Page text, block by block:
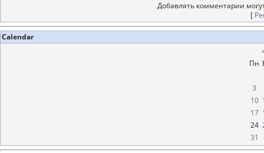
Добавлять комментарии
[
Calendar
Пн
3
10
17
24
31